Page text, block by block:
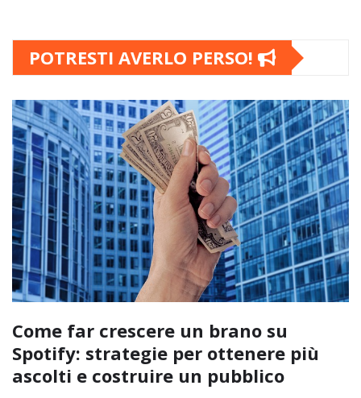
POTRESTI AVERLO PERSO!
Come far crescere un brano su
Spotify: strategie per ottenere più
ascolti e costruire un pubblico